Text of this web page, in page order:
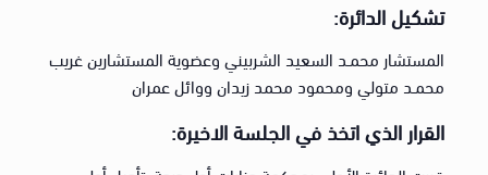
تشكيل الدائرة:
المستشار محمـد السعيد الشربيني وعضوية المستشارين غريب
محمـد متولي ومحمود محمد زيدان ووائل عمران
القرار الذي اتخذ في الجلسة الاخيرة: